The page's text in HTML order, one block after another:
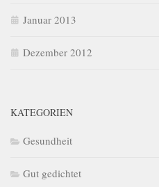
Januar 2013
Dezember 2012
KATEGORIEN
Gesundheit
Gut gedichtet